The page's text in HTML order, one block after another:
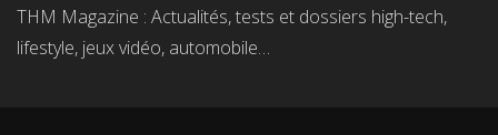
THM Magazine : Actualités, tests et dossiers high-tech,
lifestyle, jeux vidéo, automobile…